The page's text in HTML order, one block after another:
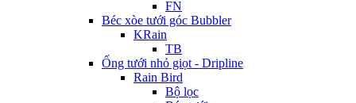
FN
Béc xòe tưới góc Bubbler
KRain
TB
Ống tưới nhỏ giọt - Dripline
Rain Bird
Bộ lọc